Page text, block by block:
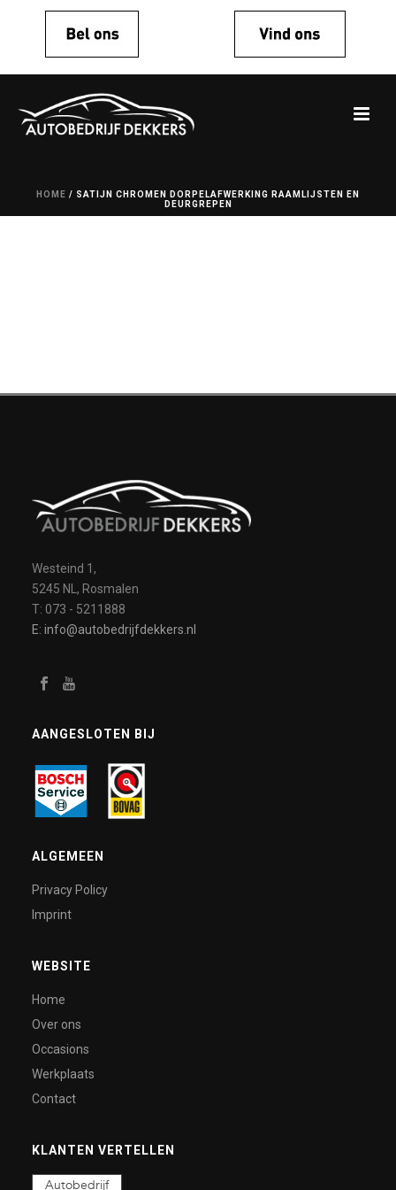
HOME / SATIJN CHROMEN DORPELAFWERKING RAAMLIJSTEN EN
DEURGREPEN
Westeind 1,
5245 NL, Rosmalen
T: 073 - 5211888
E: info@autobedrijfdekkers.nl
AANGESLOTEN BIJ
ALGEMEEN
Privacy Policy
Imprint
WEBSITE
Home
Over ons
Occasions
Werkplaats
Contact
KLANTEN VERTELLEN
Autobedrijf